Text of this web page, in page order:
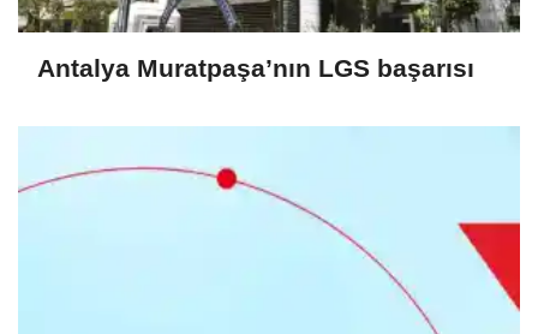
Antalya Muratpaşa’nın LGS başarısı